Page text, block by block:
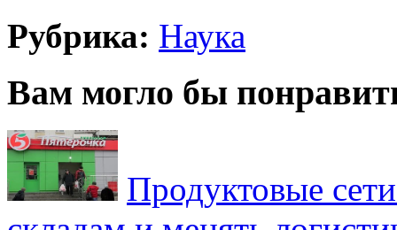
Рубрика: Наука
Вам могло бы
Продуктовые